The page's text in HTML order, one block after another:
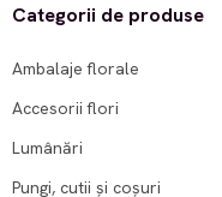
Categorii de produse
Ambalaje florale
Accesorii flori
Lumânări
Pungi, cutii și coșuri